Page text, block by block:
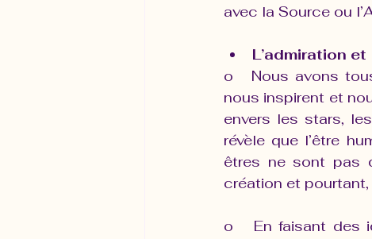
avec la Source ou
L’admiration
o   Nous avons
nous inspirent et
envers les stars,
révèle que l’être
êtres ne sont pas
création et
o   En faisant des